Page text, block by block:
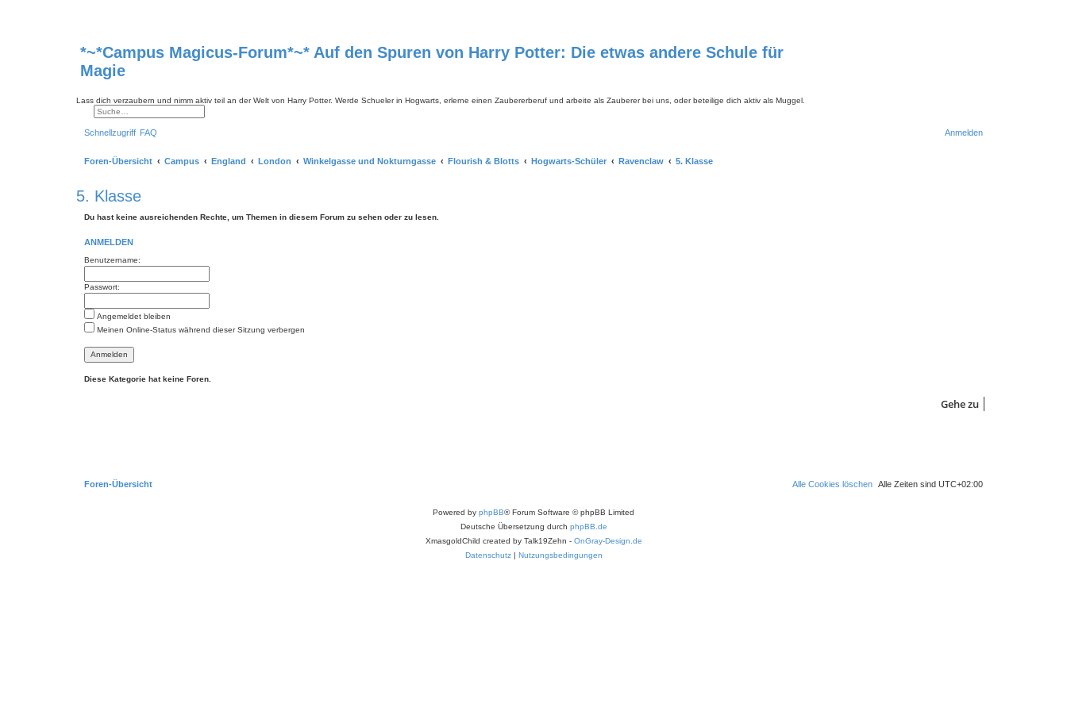
*~*Campus Magicus-Forum*~* Auf den Spuren von Harry Potter: Die etwas andere Schule für
Magie
Lass dich verzaubern und nimm aktiv teil an der Welt von Harry Potter. Werde Schueler in Hogwarts, erlerne einen Zaubererberuf und arbeite als Zauberer bei uns, oder beteilige dich aktiv als Muggel.
Suche
Erweiterte Suche
Schnellzugriff FAQ Anmelden
Foren-Übersicht Campus England London Winkelgasse und Nokturngasse Flourish & Blotts Hogwarts-Schüler Ravenclaw
5. Klasse
5. Klasse
Du hast keine ausreichenden Rechte, um Themen in diesem Forum zu sehen oder zu lesen.
ANMELDEN
Benutzername:
Passwort:
Angemeldet bleiben
Meinen Online-Status während dieser Sitzung verbergen
Diese Kategorie hat keine Foren.
Gehe zu
Foren-Übersicht Alle Zeiten sind UTC+02:00
Alle Cookies löschen
Powered by phpBB® Forum Software © phpBB Limited
Deutsche Übersetzung durch phpBB.de
XmasgoldChild created by Talk19Zehn - OnGray-Design.de
Datenschutz| Nutzungsbedingungen